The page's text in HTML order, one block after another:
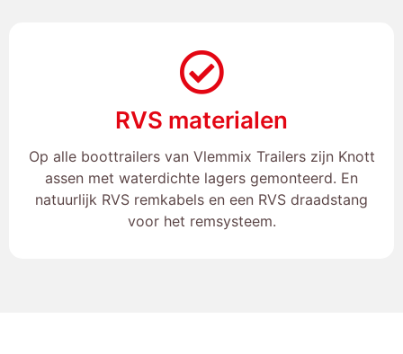
RVS materialen
Op alle boottrailers van Vlemmix Trailers zijn Knott
assen met waterdichte lagers gemonteerd. En
natuurlijk RVS remkabels en een RVS draadstang
voor het remsysteem.